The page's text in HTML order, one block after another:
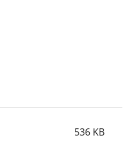
536 KB